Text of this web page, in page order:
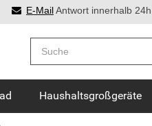
E-MailAntwort innerhalb 24h
Haushaltsgroßgeräte